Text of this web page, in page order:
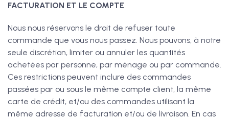
FACTURATION ET LE COMPTE
Nous nous réservons le droit de refuser toute
commande que vous nous passez. Nous pouvons, à notre
seule discrétion, limiter ou annuler les quantités
achetées par personne, par ménage ou par commande.
Ces restrictions peuvent inclure des commandes
passées par ou sous le même compte client, la même
carte de crédit, et/ou des commandes utilisant la
même adresse de facturation et/ou de livraison. En cas